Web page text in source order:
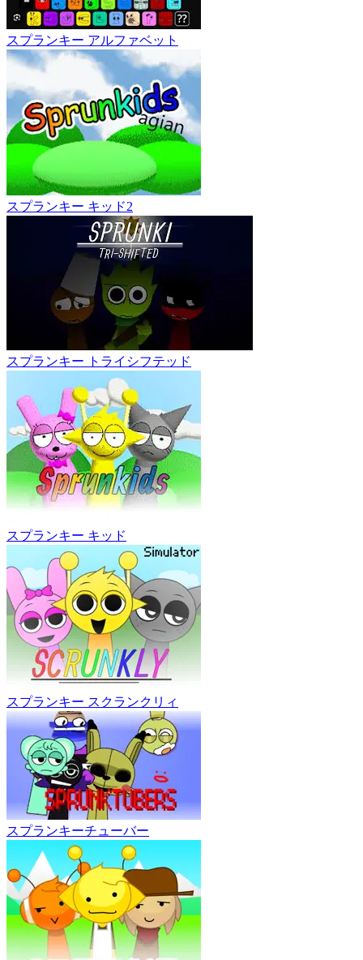
スプランキー アルファベット
スプランキー キッド2
スプランキー トライシフテッド
スプランキー キッド
スプランキー スクランクリィ
スプランキーチューバー